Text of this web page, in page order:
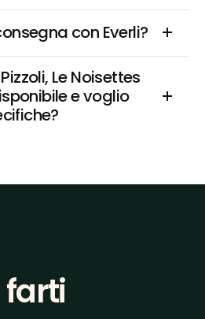
con Everli?
Le Noisettes
e voglio